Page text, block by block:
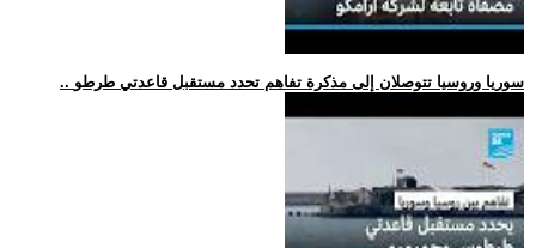
.. سوريا وروسيا تتوصلان إلى مذكرة تفاهم تحدد مستقبل قاعدتي طرطو